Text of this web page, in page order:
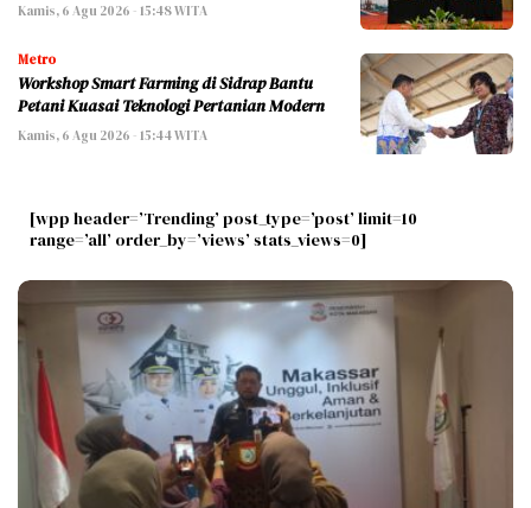
Kamis, 6 Agu 2026 - 15:48 WITA
Metro
Workshop Smart Farming di Sidrap Bantu
Petani Kuasai Teknologi Pertanian Modern
Kamis, 6 Agu 2026 - 15:44 WITA
[wpp header=’Trending’ post_type=’post’ limit=10
range=’all’ order_by=’views’ stats_views=0]